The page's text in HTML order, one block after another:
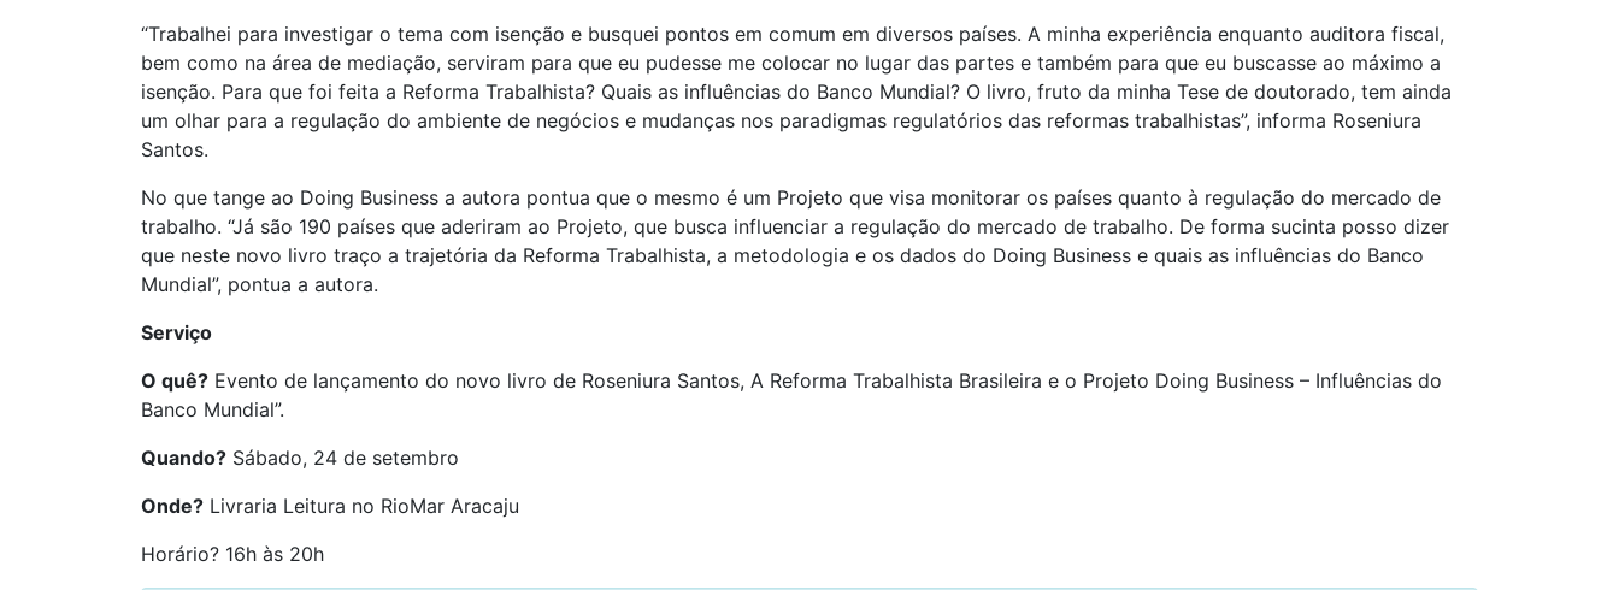
“Trabalhei para investigar o tema com isenção e busquei pontos em comum em diversos países. A minha experiência enquanto auditora fiscal,
bem como na área de mediação, serviram para que eu pudesse me colocar no lugar das partes e também para que eu buscasse ao máximo a
isenção. Para que foi feita a Reforma Trabalhista? Quais as influências do Banco Mundial? O livro, fruto da minha Tese de doutorado, tem ainda
um olhar para a regulação do ambiente de negócios e mudanças nos paradigmas regulatórios das reformas trabalhistas”, informa Roseniura
Santos.
No que tange ao Doing Business a autora pontua que o mesmo é um Projeto que visa monitorar os países quanto à regulação do mercado de
trabalho. “Já são 190 países que aderiram ao Projeto, que busca influenciar a regulação do mercado de trabalho. De forma sucinta posso dizer
que neste novo livro traço a trajetória da Reforma Trabalhista, a metodologia e os dados do Doing Business e quais as influências do Banco
Mundial”, pontua a autora.
Serviço
O quê? Evento de lançamento do novo livro de Roseniura Santos, A Reforma Trabalhista Brasileira e o Projeto Doing Business – Influências do
Banco Mundial”.
Quando? Sábado, 24 de setembro
Onde? Livraria Leitura no RioMar Aracaju
Horário? 16h às 20h